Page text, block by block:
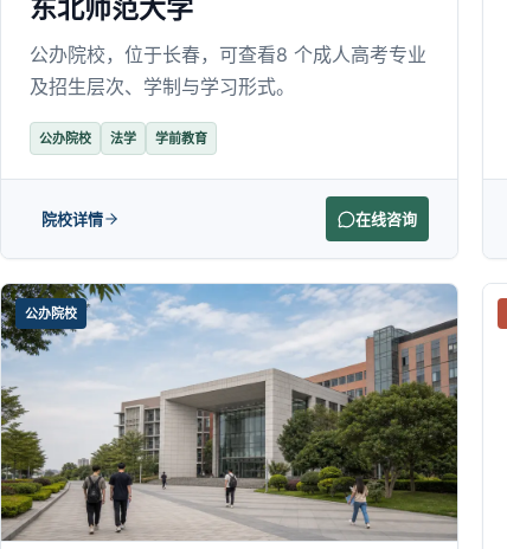
东北师范大学
公办院校，位于长春，可查看8 个成人高考专业
及招生层次、学制与学习形式。
公办院校 法学 学前教育
院校详情 在线咨询
公办院校